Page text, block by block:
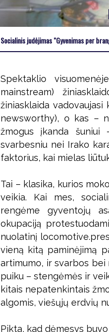
Socialinis judėjimas "Gyvenimas per
Spektaklio
mainstream)
žiniasklaida
newsworthy), o kas –
žmogus įkanda šuniui
svarbesniu nei Irako
faktorius, kai mielas
Tai – klasika, kurios
veikia. Kai mes,
rengėme gyventojų
okupaciją
nuolatinį
vieną kitą paminėjimą
artimumo, ir svarbos bei
puiku – stengėmės ir
kitais nepatenkintais
algomis, viešųjų erdvių
Pikta, kad dėmesys